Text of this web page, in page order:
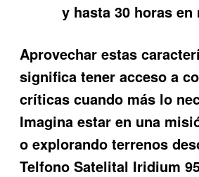
y hasta 30 horas en
Aprovechar estas
significa tener acceso a
críticas cuando más lo
Imagina estar en una
o explorando terrenos
Telfono Satelital Iridium